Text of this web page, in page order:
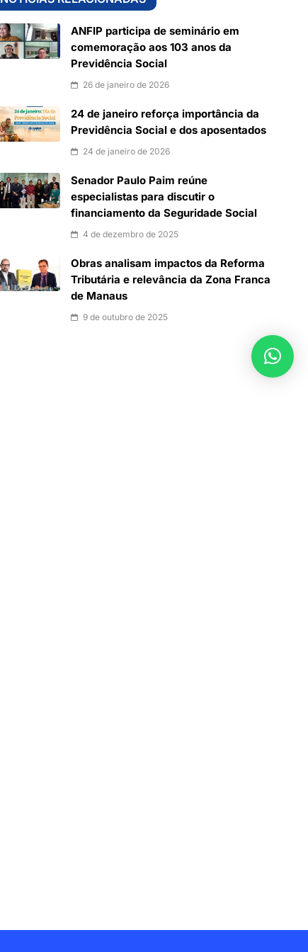
ANFIP participa de seminário em
comemoração aos 103 anos da
Previdência Social
26 de janeiro de 2026
24 de janeiro reforça importância da
Previdência Social e dos aposentados
24 de janeiro de 2026
Senador Paulo Paim reúne
especialistas para discutir o
financiamento da Seguridade Social
4 de dezembro de 2025
Obras analisam impactos da Reforma
Tributária e relevância da Zona Franca
de Manaus
9 de outubro de 2025